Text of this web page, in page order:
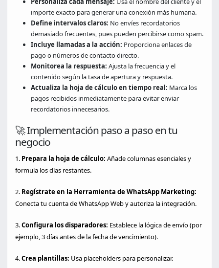
importe exacto para generar una conexión más humana.
Define intervalos claros: No envíes recordatorios
demasiado frecuentes, pues pueden percibirse como spam.
Incluye llamadas a la acción: Proporciona enlaces de
pago o números de contacto directo.
Monitorea la respuesta: Ajusta la frecuencia y el
contenido según la tasa de apertura y respuesta.
Actualiza la hoja de cálculo en tiempo real: Marca los
pagos recibidos inmediatamente para evitar enviar
recordatorios innecesarios.
🚀 Implementación paso a paso en tu
negocio
1. Prepara la hoja de cálculo: Añade columnas esenciales y
formula los días restantes.
2. Regístrate en la Herramienta de WhatsApp Marketing:
Conecta tu cuenta de WhatsApp Web y autoriza la integración.
3.Configura los disparadores: Establece la lógica de envío (por
ejemplo, 3 días antes de la fecha de vencimiento).
4.Crea plantillas: Usa placeholders para personalizar.